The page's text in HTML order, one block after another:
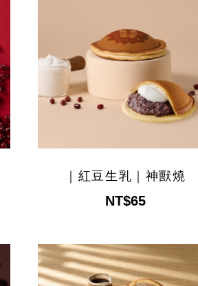
｜紅豆生乳｜神獸燒
NT$65